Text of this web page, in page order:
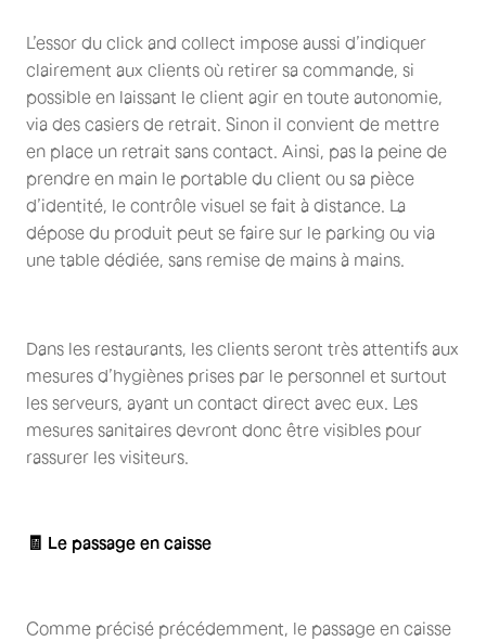
L’essor du click and collect impose aussi d’indiquer
clairement aux clients où retirer sa commande, si
possible en laissant le client agir en toute autonomie,
via des casiers de retrait. Sinon il convient de mettre
en place un retrait sans contact. Ainsi, pas la peine de
prendre en main le portable du client ou sa pièce
d’identité, le contrôle visuel se fait à distance. La
dépose du produit peut se faire sur le parking ou via
une table dédiée, sans remise de mains à mains.
Dans les restaurants, les clients seront très attentifs aux
mesures d’hygiènes prises par le personnel et surtout
les serveurs, ayant un contact direct avec eux. Les
mesures sanitaires devront donc être visibles pour
rassurer les visiteurs.
🧾 Le passage en caisse
Comme précisé précédemment, le passage en caisse